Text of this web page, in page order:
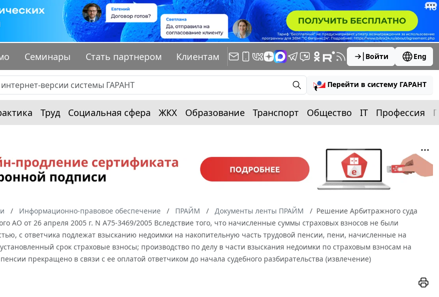
Семинары Стать партнером Клиентам Войти Eng
Перейти в систему ГАРАНТ
Труд Социальная сфера ЖКХ Образование Транспорт Общество IT Профессия
Информационно-правовое обеспечение ПРАЙМ Документы ленты ПРАЙМ
Решение Арбитражного суда
АО от 26 апреля 2005 г. N А75-3469/2005 Вследствие того, что начисленные суммы страховых взносов не были
с ответчика подлежат взысканию недоимки на накопительную часть трудовой пенсии, пени, начисленные на
срок страховые взносы; производство по делу в части взыскания недоимки по страховым взносам на
прекращено в связи с ее оплатой ответчиком до начала судебного разбирательства (извлечение)